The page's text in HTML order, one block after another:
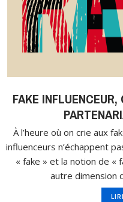
FAKE INFLUENCEUR,
À l’heure où on crie aux
influenceurs n’échappent
« fake » et la notion de «
autre dimension